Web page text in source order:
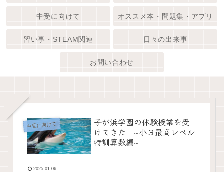
中受に向けて オススメ本・問題集・アプリ
習い事・STEAM関連 日々の出来事
お問い合わせ
中受に向けて
子が浜学園の体験授業を受
けてきた ~小３最高レベル
特訓算数編~
2025.01.06